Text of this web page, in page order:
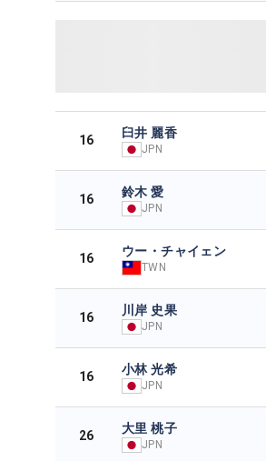
16 臼井 麗香
JPN
16 鈴木 愛
JPN
16 ウー・チャイェン
TWN
16 川岸 史果
JPN
16 小林 光希
JPN
26 大里 桃子
JPN